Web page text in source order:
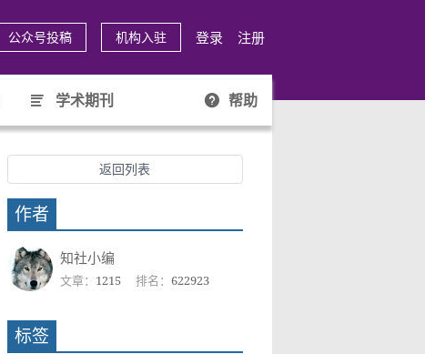
公众号投稿 机构入驻 登录 注册
学术期刊
帮助
返回列表
作者
知社小编
文章： 1215 排名： 622923
标签